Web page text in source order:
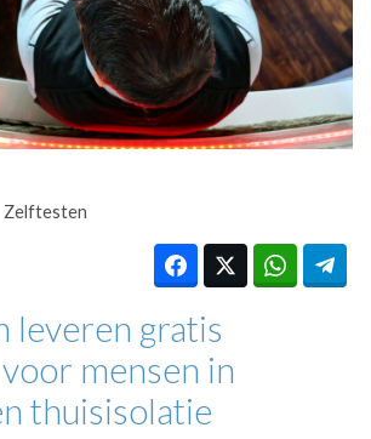
VAKHANDEL
Zelftesten
leveren gratis
mensen in
thuisisolatie